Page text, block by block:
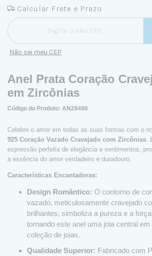
Calcular Frete e Prazo
Entregas para o CEP:
Não sei meu CEP
Anel Prata Coração
em Zircônias
Código do Produto: AN28496
Celebre o amor em todas as suas formas com o
925 Coração Vazado Cravejado com Zircônias
expressão perfeita de elegância e sentimentos,
a essência do amor verdadeiro e duradouro.
Características Encantadoras:
Design Romântico: O contorno de
vazado, meticulosamente cravejado
brilhantes, simboliza a pureza e a
tornando este anel uma joia central em
coleção de joias.
Qualidade Superior: Fabricado com